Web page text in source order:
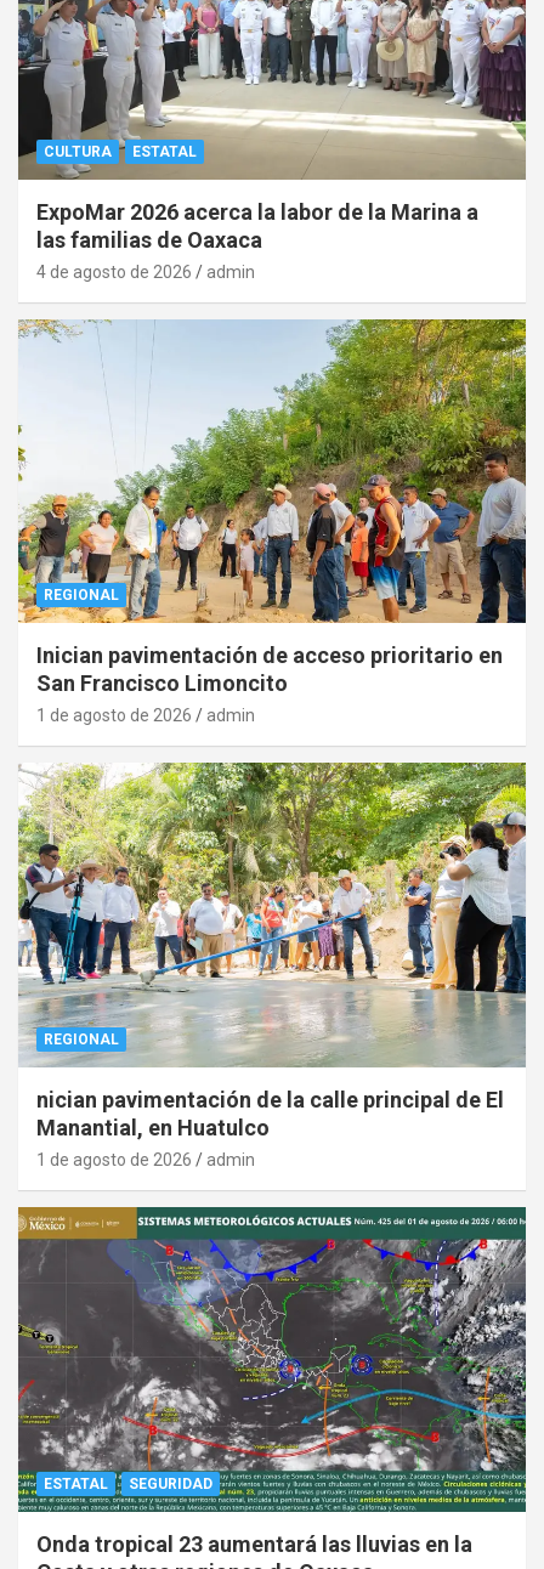
CULTURA ESTATAL
ExpoMar 2026 acerca la labor de la Marina a
las familias de Oaxaca
4 de agosto de 2026 admin
REGIONAL
Inician pavimentación de acceso prioritario en
San Francisco Limoncito
1 de agosto de 2026 admin
REGIONAL
nician pavimentación de la calle principal de El
Manantial, en Huatulco
1 de agosto de 2026 admin
ESTATAL SEGURIDAD
Onda tropical 23 aumentará las lluvias en la